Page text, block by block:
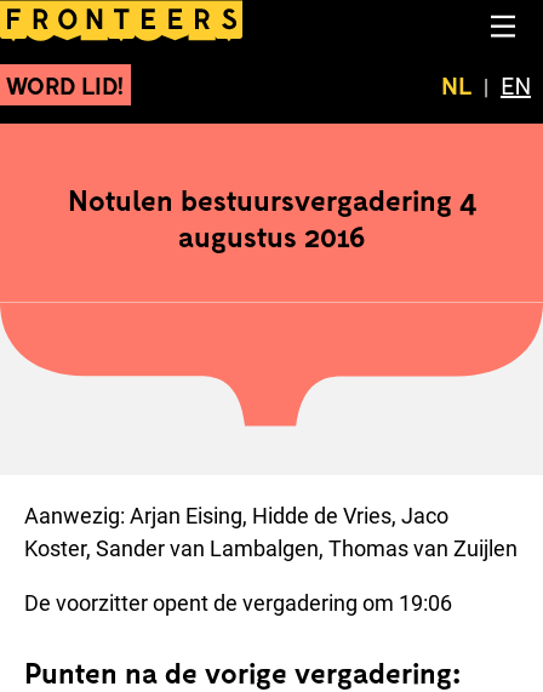
Notulen
WORD LID! Huidige
NL EN
Notulen bestuursvergadering 4
augustus 2016
Aanwezig: Arjan Eising, Hidde de Vries, Jaco
Koster, Sander van Lambalgen, Thomas van Zuijlen
De voorzitter opent de vergadering om 19:06
Punten na de vorige vergadering: